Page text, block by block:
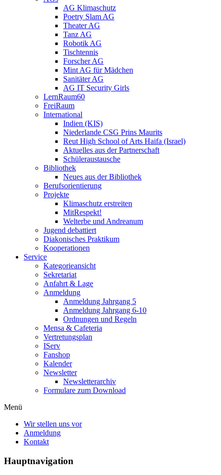
AG Klimaschutz
Poetry Slam AG
Theater AG
Tanz AG
Robotik AG
Tischtennis
Forscher AG
Mint AG für Mädchen
Sanitäter AG
AG IT Security Girls
LernRaum60
FreiRaum
International
Indien (KIS)
Niederlande CSG Prins Maurits
Reut High School of Arts Haifa (Israel)
Aktuelles aus der Partnerschaft
Schüleraustausche
Bibliothek
Neues aus der Bibliothek
Berufsorientierung
Projekte
Klimaschutz erstreiten
MitRespekt!
Welterbe und Andreanum
Jugend debattiert
Diakonisches Praktikum
Kooperationen
Service
Kategorieansicht
Sekretariat
Anfahrt & Lage
Anmeldung
Anmeldung Jahrgang 5
Anmeldung Jahrgang 6-10
Ordnungen und Regeln
Mensa & Cafeteria
Vertretungsplan
IServ
Fanshop
Kalender
Newsletter
Newsletterarchiv
Formulare zum Download
Menü
Wir stellen uns vor
Anmeldung
Kontakt
Hauptnavigation